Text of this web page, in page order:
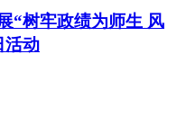
“树牢政绩为师生 风
活动